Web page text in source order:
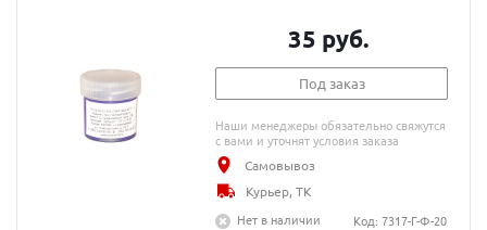
35 руб.
Под заказ
Наши менеджеры обязательно свяжутся
с вами и уточнят условия заказа
Самовывоз
Курьер, ТК
Нет в наличии
Код: 7317-Г-Ф-20